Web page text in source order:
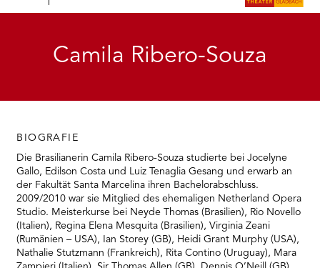
WIR ÖFFNEN
THEATERPÄDAGOGIK ÖFFNEN
Camila Ribero-Souza
BIOGRAFIE
Die Brasilianerin Camila Ribero-Souza studierte bei Jocelyne
Gallo, Edilson Costa und Luiz Tenaglia Gesang und erwarb an
der Fakultät Santa Marcelina ihren Bachelorabschluss.
2009/2010 war sie Mitglied des ehemaligen Netherland Opera
Studio. Meisterkurse bei Neyde Thomas (Brasilien), Rio Novello
(Italien), Regina Elena Mesquita (Brasilien), Virginia Zeani
(Rumänien – USA), Ian Storey (GB), Heidi Grant Murphy (USA),
Nathalie Stutzmann (Frankreich), Rita Contino (Uruguay), Mara